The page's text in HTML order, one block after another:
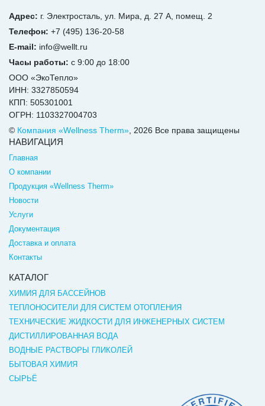
Адрес: г. Электросталь, ул. Мира, д. 27 А, помещ. 2
Телефон: +7 (495) 136-20-58
E-mail: info@wellt.ru
Часы работы: с 9:00 до 18:00
ООО «ЭкоТепло»
ИНН: 3327850594
КПП: 505301001
ОГРН: 1103327004703
© Компания «Wellness Therm» , 2026 Все права защищены
НАВИГАЦИЯ
Главная
О компании
Продукция «Wellness Therm»
Новости
Услуги
Документация
Доставка и оплата
Контакты
КАТАЛОГ
ХИМИЯ ДЛЯ БАССЕЙНОВ
ТЕПЛОНОСИТЕЛИ ДЛЯ СИСТЕМ ОТОПЛЕНИЯ
ТЕХНИЧЕСКИЕ ЖИДКОСТИ ДЛЯ ИНЖЕНЕРНЫХ СИСТЕМ
ДИСТИЛЛИРОВАННАЯ ВОДА
ВОДНЫЕ РАСТВОРЫ ГЛИКОЛЕЙ
БЫТОВАЯ ХИМИЯ
СЫРЬЁ